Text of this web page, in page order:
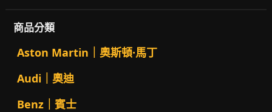
商品分類
Aston Martin｜奧斯頓·馬丁
Audi｜奧迪
Benz｜賓士